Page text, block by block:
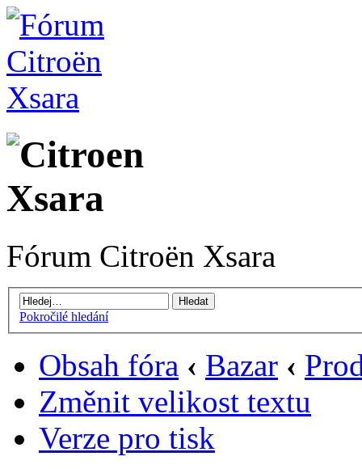
Fórum Citroën Xsara
Pokročilé hledání
Obsah fóra ‹ Bazar ‹
Změnit velikost textu
Verze pro tisk